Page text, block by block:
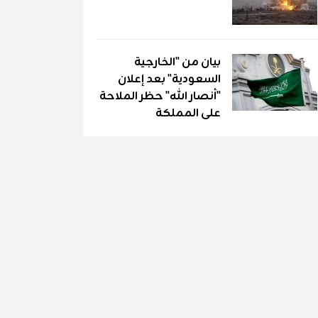
بيان من "الخارجية
السعودية" بعد إعلان
"أنصار الله" حظر الملاحة
على المملكة